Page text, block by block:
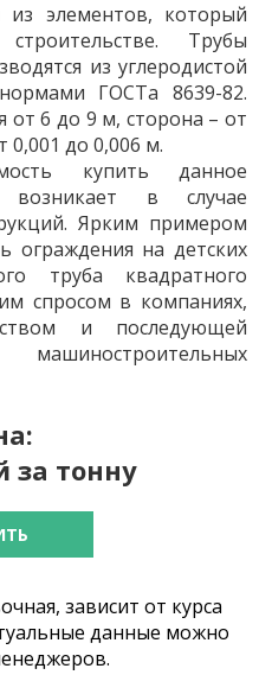
элементов, который
Трубы
из углеродистой
ГОСТа 8639-82.
от 6 до 9 м, сторона – от
0,001 до 0,006 м.
купить данное
возникает в случае
Ярким примером
ограждения на детских
труба квадратного
спросом в компаниях,
и последующей
за тонну
зависит от курса
данные можно